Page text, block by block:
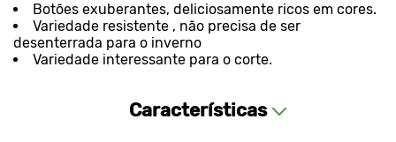
Botões exuberantes, deliciosamente ricos em cores.
Variedade resistente , não precisa de ser
desenterrada para o inverno
Variedade interessante para o corte.
Características